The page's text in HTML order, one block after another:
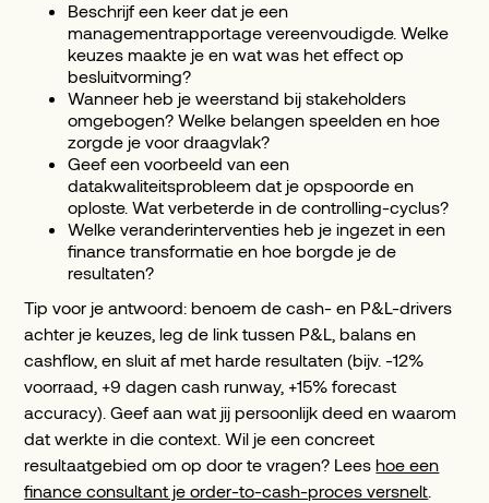
Beschrijf een keer dat je een
managementrapportage vereenvoudigde. Welke
keuzes maakte je en wat was het effect op
besluitvorming?
Wanneer heb je weerstand bij stakeholders
omgebogen? Welke belangen speelden en hoe
zorgde je voor draagvlak?
Geef een voorbeeld van een
datakwaliteitsprobleem dat je opspoorde en
oploste. Wat verbeterde in de controlling-cyclus?
Welke veranderinterventies heb je ingezet in een
finance transformatie en hoe borgde je de
resultaten?
Tip voor je antwoord: benoem de cash- en P&L-drivers
achter je keuzes, leg de link tussen P&L, balans en
cashflow, en sluit af met harde resultaten (bijv. -12%
voorraad, +9 dagen cash runway, +15% forecast
accuracy). Geef aan wat jij persoonlijk deed en waarom
dat werkte in die context. Wil je een concreet
resultaatgebied om op door te vragen? Leeshoe een
finance consultant je order-to-cash-proces versnelt